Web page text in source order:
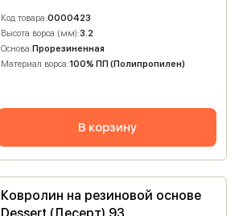
Код товара:0000423
Высота ворса (мм):3.2
Основа:Прорезиненная
Материал ворса:100% ПП (Полипропилен)
В корзину
Ковролин на резиновой основе